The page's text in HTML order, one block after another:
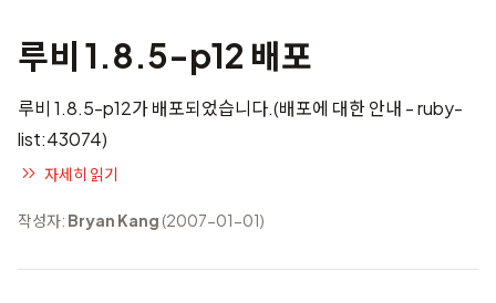
루비 1.8.5-p12 배포
루비 1.8.5-p12가 배포되었습니다.(배포에 대한 안내 -ruby-
list:43074)
자세히 읽기
작성자: Bryan Kang (2007-01-01)